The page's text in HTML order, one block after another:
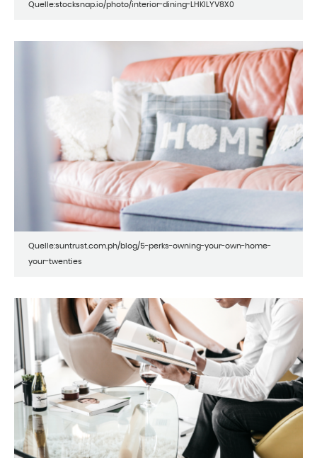
Quelle:stocksnap.io/photo/interior-dining-LHKILYV8X0
Quelle:suntrust.com.ph/blog/5-perks-owning-your-own-home-
your-twenties